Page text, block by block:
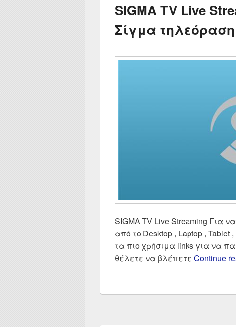
SIGMA TV Live
Σίγμα τηλεόραση
SIGMA TV Live Streaming Για
από το Desktop , Laptop , Tablet
τα πιο χρήσιμα links για να
θέλετε να βλέπετε Continue